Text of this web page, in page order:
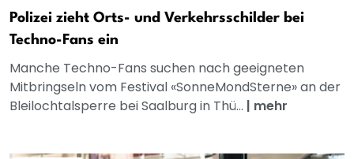
Polizei zieht Orts- und Verkehrsschilder bei
Techno-Fans ein
Manche Techno-Fans suchen nach geeigneten
Mitbringseln vom Festival «SonneMondSterne» an der
Bleilochtalsperre bei Saalburg in Thü... | mehr